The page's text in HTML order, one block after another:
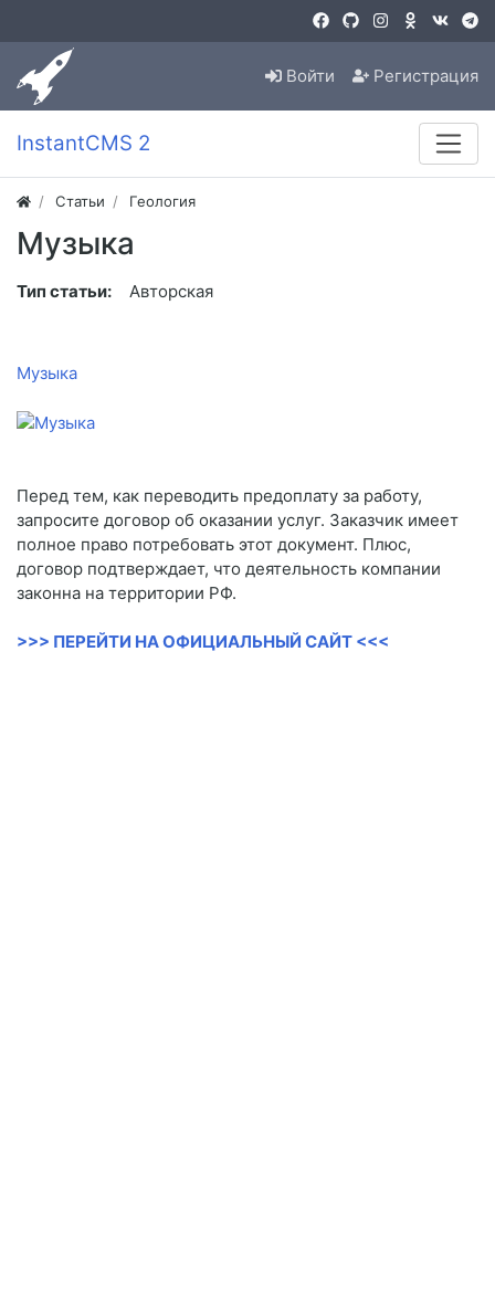
Войти Регистрация
InstantCMS 2
Статьи Геология
Музыка
Тип статьи: Авторская
Музыка
Перед тем, как переводить предоплату за работу,
запросите договор об оказании услуг. Заказчик имеет
полное право потребовать этот документ. Плюс,
договор подтверждает, что деятельность компании
законна на территории РФ.
>>> ПЕРЕЙТИ НА ОФИЦИАЛЬНЫЙ САЙТ <<<